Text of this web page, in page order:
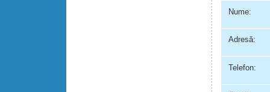
Nume:
Adresă:
Telefon: